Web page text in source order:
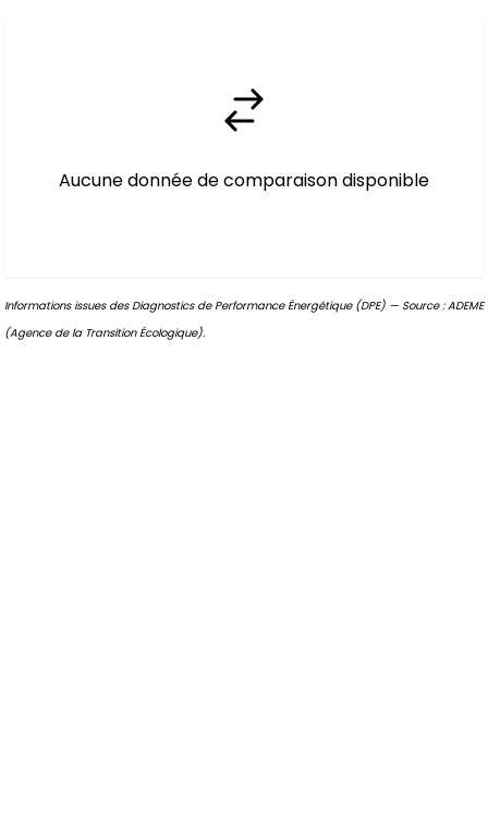
Aucune donnée de comparaison disponible
Informations issues des Diagnostics de Performance Énergétique (DPE) — Source : ADEME
(Agence de la Transition Écologique).